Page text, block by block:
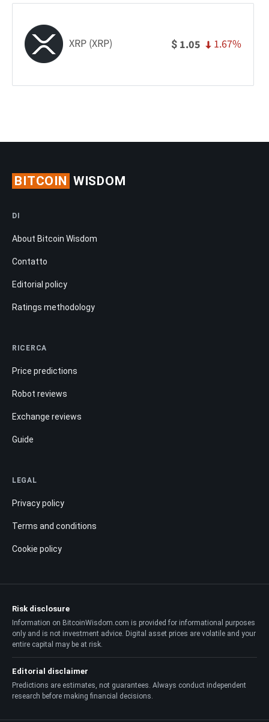
XRP (XRP) $ 1.05 1.67%
BITCOIN WISDOM
DI
About Bitcoin Wisdom
Contatto
Editorial policy
Ratings methodology
RICERCA
Price predictions
Robot reviews
Exchange reviews
Guide
LEGAL
Privacy policy
Terms and conditions
Cookie policy
Risk disclosure
Information on BitcoinWisdom.com is provided for informational purposes
only and is not investment advice. Digital asset prices are volatile and your
entire capital may be at risk.
Editorial disclaimer
Predictions are estimates, not guarantees. Always conduct independent
research before making financial decisions.